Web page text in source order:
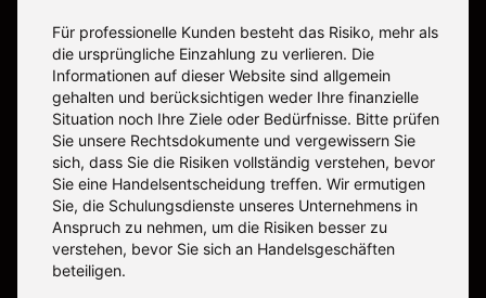
Für professionelle Kunden besteht das Risiko, mehr als
die ursprüngliche Einzahlung zu verlieren. Die
Informationen auf dieser Website sind allgemein
gehalten und berücksichtigen weder Ihre finanzielle
Situation noch Ihre Ziele oder Bedürfnisse. Bitte prüfen
Sie unsere Rechtsdokumente und vergewissern Sie
sich, dass Sie die Risiken vollständig verstehen, bevor
Sie eine Handelsentscheidung treffen. Wir ermutigen
Sie, die Schulungsdienste unseres Unternehmens in
Anspruch zu nehmen, um die Risiken besser zu
verstehen, bevor Sie sich an Handelsgeschäften
beteiligen.